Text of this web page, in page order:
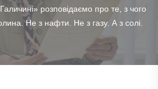
розповідаємо про те, з чого
Не з нафти. Не з газу. А з солі.